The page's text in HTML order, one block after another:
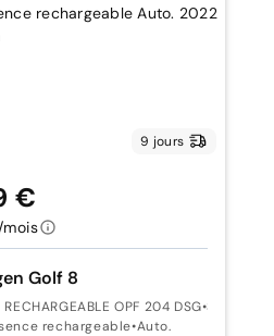
9 jours
Golf 8
RECHARGEABLE OPF 204 DSG•Style
rechargeable•Auto.
€